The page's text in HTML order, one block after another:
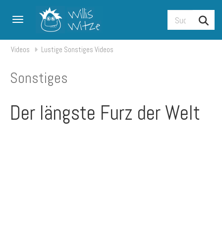
Toggle navigation
Videos Lustige Sonstiges Videos
Sonstiges
Der längste Furz der Welt